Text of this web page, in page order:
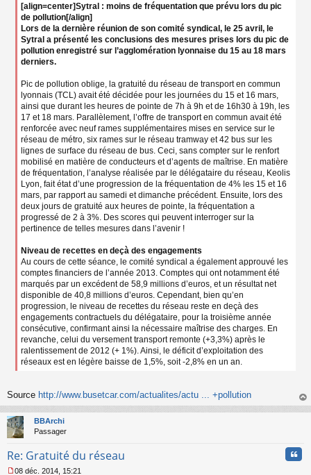
[align=center]Sytral : moins de fréquentation que prévu lors du pic
de pollution[/align]
Lors de la dernière réunion de son comité syndical, le 25 avril, le
Sytral a présenté les conclusions des mesures prises lors du pic de
pollution enregistré sur l’agglomération lyonnaise du 15 au 18 mars
derniers.
Pic de pollution oblige, la gratuité du réseau de transport en commun
lyonnais (TCL) avait été décidée pour les journées du 15 et 16 mars,
ainsi que durant les heures de pointe de 7h à 9h et de 16h30 à 19h, les
17 et 18 mars. Parallèlement, l’offre de transport en commun avait été
renforcée avec neuf rames supplémentaires mises en service sur le
réseau de métro, six rames sur le réseau tramway et 42 bus sur les
lignes de surface du réseau de bus. Ceci, sans compter sur le renfort
mobilisé en matière de conducteurs et d’agents de maîtrise. En matière
de fréquentation, l’analyse réalisée par le délégataire du réseau, Keolis
Lyon, fait état d’une progression de la fréquentation de 4% les 15 et 16
mars, par rapport au samedi et dimanche précédent. Ensuite, lors des
deux jours de gratuité aux heures de pointe, la fréquentation a
progressé de 2 à 3%. Des scores qui peuvent interroger sur la
pertinence de telles mesures dans l’avenir !
Niveau de recettes en deçà des engagements
Au cours de cette séance, le comité syndical a également approuvé les
comptes financiers de l’année 2013. Comptes qui ont notamment été
marqués par un excédent de 58,9 millions d’euros, et un résultat net
disponible de 40,8 millions d’euros. Cependant, bien qu’en
progression, le niveau de recettes du réseau reste en deçà des
engagements contractuels du délégataire, pour la troisième année
consécutive, confirmant ainsi la nécessaire maîtrise des charges. En
revanche, celui du versement transport remonte (+3,3%) après le
ralentissement de 2012 (+ 1%). Ainsi, le déficit d’exploitation des
réseaux est en légère baisse de 1,5%, soit -2,8% en un an.
Source http://www.busetcar.com/actualites/actu ... +pollution
au
BBArchi
Passager
Re: Gratuité du réseau
08 déc. 2014, 15:21